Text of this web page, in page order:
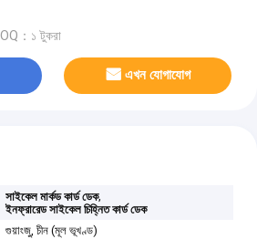
：১ টুকরা
এখন যোগাযোগ
সাইকেল মার্কড কার্ড ডেক,
ইনফ্রারেড সাইকেল চিহ্নিত কার্ড ডেক
গুয়াংজু, চীন (মূল ভূখণ্ড)